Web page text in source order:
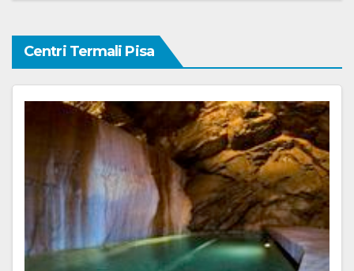
Centri Termali Pisa